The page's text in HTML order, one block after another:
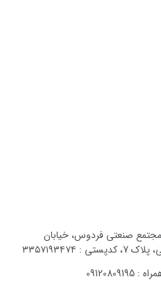
مجتمع صنعتی فردوس، خیابان
۳۳۵۷۱۹۳۴۷۴